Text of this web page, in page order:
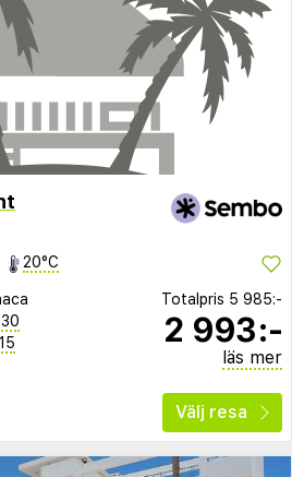
20°C
Totalpris 5 985:-
2 993:-
läs mer
Välj resa